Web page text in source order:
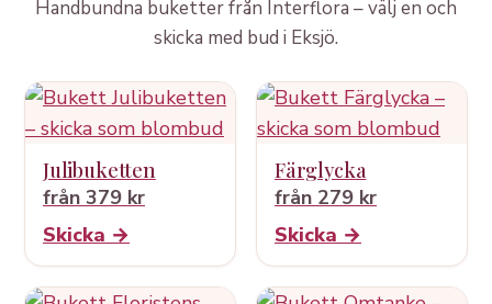
Handbundna buketter från Interflora – välj en och
skicka med bud i Eksjö.
Julibuketten
från 379 kr
Skicka →
Färglycka
från 279 kr
Skicka →